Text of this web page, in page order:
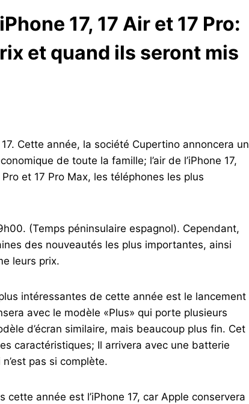
17, 17 Air et 17 Pro:
et quand ils seront mis
Cette année, la société Cupertino annoncera un
de toute la famille; l’air de l’iPhone 17,
et 17 Pro Max, les téléphones les plus
(Temps péninsulaire espagnol). Cependant,
des nouveautés les plus importantes, ainsi
leurs prix.
intéressantes de cette année est le lancement
avec le modèle «Plus» qui porte plusieurs
d’écran similaire, mais beaucoup plus fin. Cet
caractéristiques; Il arrivera avec une batterie
pas si complète.
année est l’iPhone 17, car Apple conservera